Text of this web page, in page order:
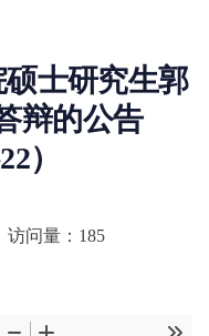
士研究生郭
辩的公告
）
访问量： 185